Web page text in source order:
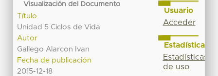
Visualización del Documento
Título
Unidad 5 Ciclos de Vida
Autor
Gallego Alarcon Ivan
Fecha de publicación
2015-12-18
Usuario
Acceder
Estadísticas
Estadísticas
de uso